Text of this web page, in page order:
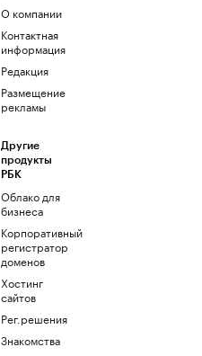
О компании
Контактная
информация
Редакция
Размещение
рекламы
Другие
продукты
РБК
Облако для
бизнеса
Корпоративный
регистратор
доменов
Хостинг
сайтов
Рег.решения
Знакомства